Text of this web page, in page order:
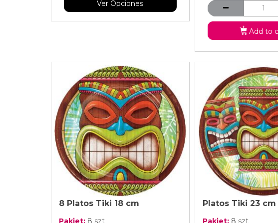
Decoración fiesta hawaiana
Muchas veces conseguir los accesorios hawaianos necesarios
no son de calidad, no está lo que nosotros buscamos, en fin, a
Con nosotros encontrarás a Hawái dentro de la península
tropical aportando muchas ideas y a parecer aún más real,
las guirnaldas, tal vez nos faltan los cocos pero tenemos globos.
Podrás tener a la mano todo lo que veas en la lista de artículos
complementos con el objetivo de poder hacer tu fiesta luau una
Tendrás gran cantidad de páginas para buscar ybuscar todo lo
que pienses necesitar o lo que quieras para tu celebración,
El gran prestigio que hemos adquirido no es casualidad, pues,
la calidad hasta el servicio, variedad o sobre todo, satisfacción al
En nuestro stock podrás encontrar y c omprar onlin un gran
desde lo más simple hasta lo más complicado, desde los
nos surten de lo mejor.
Ver Opciones
Add to
8 Platos Tiki 18 cm
Pakiet: 8 szt
Platos Tiki 23 cm
Pakiet: 8 szt